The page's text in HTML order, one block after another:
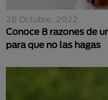
28 Octubre, 2022
Conoce 8 razones de
para que no las hagas